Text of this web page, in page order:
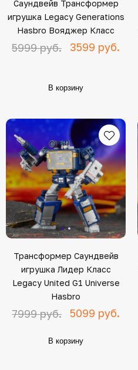
Саундвейв Трансформер
игрушка Legacy Generations
Hasbro Вояджер Класс
5999 руб. 3599 руб.
В корзину
Трансформер Саундвейв
игрушка Лидер Класс
Legacy United G1 Universe
Hasbro
7999 руб. 5099 руб.
В корзину